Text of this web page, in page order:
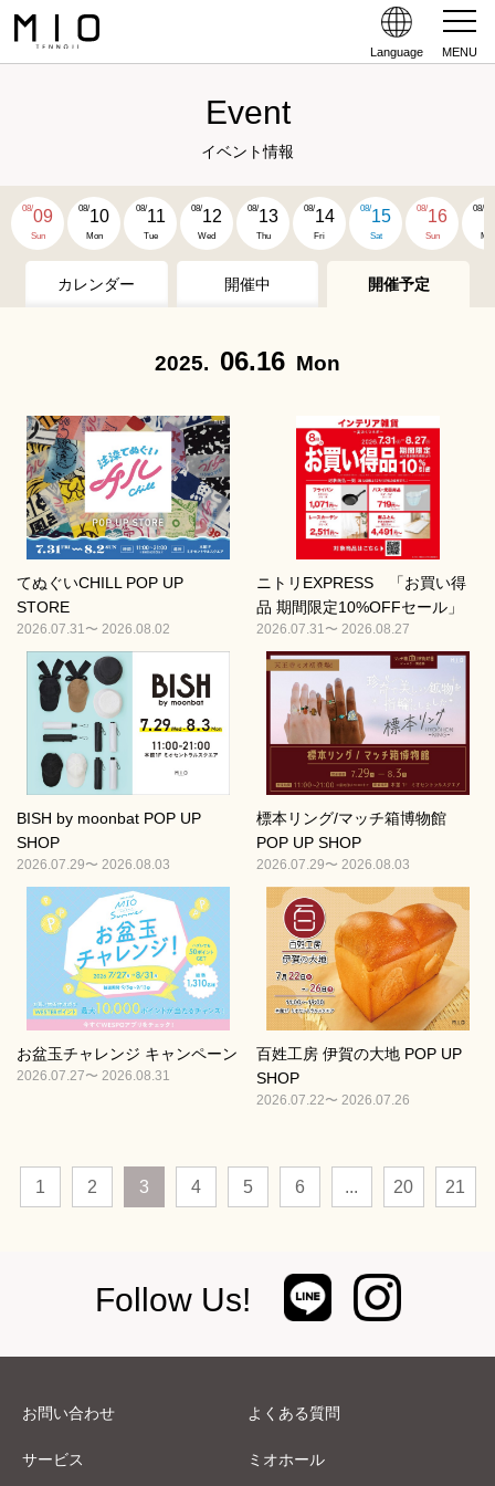
Language MENU
Event
イベント情報
08/09
Sun
08/10
Mon
08/11
Tue
08/12
Wed
08/13
Thu
08/14
Fri
08/15
Sat
08/16
Sun
08/
カレンダー 開催中 開催予定
2025. 06.16 Mon
てぬぐいCHILL POP UP
STORE
2026.07.31〜 2026.08.02
ニトリEXPRESS 「お買い得
品 期間限定10%OFFセール」
2026.07.31〜 2026.08.27
BISH by moonbat POP UP
SHOP
2026.07.29〜 2026.08.03
標本リング/マッチ箱博物館
POP UP SHOP
2026.07.29〜 2026.08.03
お盆玉チャレンジ キャンペーン
2026.07.27〜 2026.08.31
百姓工房 伊賀の大地 POP UP
SHOP
2026.07.22〜 2026.07.26
1 2 3 4 5 6 ... 20 21
Follow Us!
お問い合わせ よくある質問
サービス ミオホール